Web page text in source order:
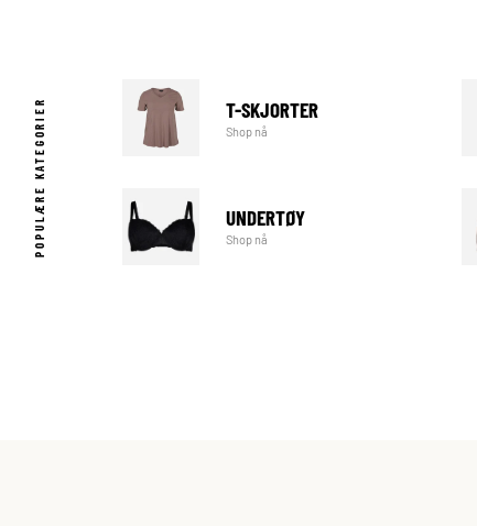
POPULÆRE KATEGORIER T-SKJORTER
Shop nå
UNDERTØY
Shop nå